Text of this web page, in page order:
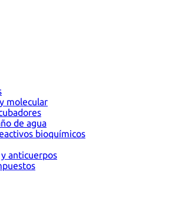
molecular
de agua
bioquímicos
anticuerpos